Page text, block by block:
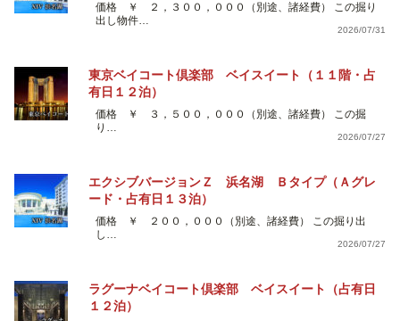
価格 ￥ ２，３００，０００（別途、諸経費） この掘り
出し物件…
2026/07/31
東京ベイコート倶楽部 ベイスイート（１１階・占
有日１２泊）
価格 ￥ ３，５００，０００（別途、諸経費） この掘
り…
2026/07/27
エクシブバージョンＺ 浜名湖 Ｂタイプ（Ａグレ
ード・占有日１３泊）
価格 ￥ ２００，０００（別途、諸経費） この掘り出
し…
2026/07/27
ラグーナベイコート倶楽部 ベイスイート（占有日
１２泊）